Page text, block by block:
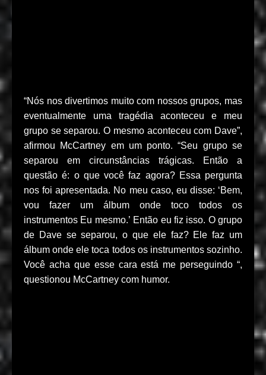
“Nós nos divertimos muito com nossos grupos, mas
eventualmente uma tragédia aconteceu e meu
grupo se separou. O mesmo aconteceu com Dave”,
afirmou McCartney em um ponto. “Seu grupo se
separou em circunstâncias trágicas. Então a
questão é: o que você faz agora? Essa pergunta
nos foi apresentada. No meu caso, eu disse: ‘Bem,
vou fazer um álbum onde toco todos os
instrumentos Eu mesmo.’ Então eu fiz isso. O grupo
de Dave se separou, o que ele faz? Ele faz um
álbum onde ele toca todos os instrumentos sozinho.
Você acha que esse cara está me perseguindo “,
questionou McCartney com humor.